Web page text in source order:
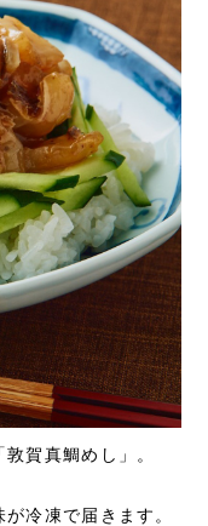
賀真鯛めし」。
冷凍で届きます。